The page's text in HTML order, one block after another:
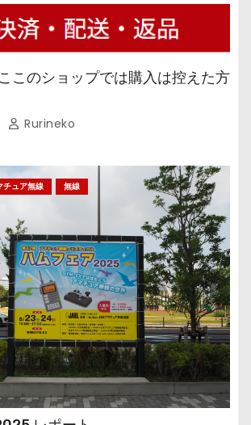
このショップでは購入は控えた方
Rurineko
チュア無線 無線